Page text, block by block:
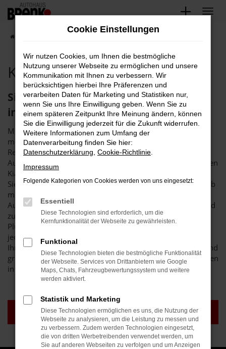
Zum
springen
Kia Angebote für Karlsruhe
Kia Angebote für Karlsruhe
Sind Sie bereit für unsere Kia Angebote
in Karlsruhe?
Mit unseren Kia Angeboten sind Sie für Karlsruhe perfekt
motorisiert. Der Hersteller genießt eine erstklassige
Reputation und baut seit vielen Jahrzehnten die perfekten
Autos für Stadtverkehr und längere Strecken. Wenn Sie Ihren
Kia für Karlsruhe im Autohaus Brenk erwerben, profitieren
Sie gleich mehrfach. Zum einen sind wir ein Familienbetrieb
mit der Erfahrung von mehr als 40 Jahren im
Automobilbereich. Wir schwören auf Kia Angebote und sind
zudem in Karlsruhe und der Region vertreten. Ein großer
Pluspunkt sind unsere fünf Standorte, an denen Sie uns
jederzeit erreichen und die umfassende Beratung, die wir
Ihnen bieten. Profitieren Sie von exzellentem Know-how und
größer Motivation, wenn es um den Verkauf von Fahrzeugen
in Baden und anderen Regionen geht.
GEBRAUCHTWAGEN
KARLSRUHE
TAGESZULASSUNG
KARLSRUHE
Cookie Einstellungen
Wir nutzen Cookies, um Ihnen die bestmögliche
Nutzung unserer Webseite zu ermöglichen und unsere
Kommunikation mit Ihnen zu verbessern. Wir
berücksichtigen hierbei Ihre Präferenzen und
verarbeiten Daten für Marketing und Statistiken nur,
wenn Sie uns Ihre Einwilligung geben. Wenn Sie zu
einem späteren Zeitpunkt Ihre Meinung ändern, können
Sie die Einwilligung jederzeit für die Zukunft widerrufen.
Weitere Informationen zum Umfang der
Datenverarbeitung finden Sie hier:
Datenschutzerklärung Cookie-Richtlinie
Impressum
Folgende Kategorien von Cookies werden von uns eingesetzt:
Essentiell
Diese Technologien sind erforderlich, um die
Kernfunktionalität der Webseite zu gewährleisten.
Funktional
Diese Technologien bieten die bestmögliche Funktionalität
der Webseite. Services von Drittanbietern wie Google
Maps, Chats, Fahrzeugbewertungssystem und weitere
werden aktiviert.
Statistik und Marketing
Diese Technologien ermöglichen es uns, die Nutzung der
Webseite zu analysieren, um die Leistung zu messen und
zu verbessern. Zudem werden Technologien eingesetzt,
die von dritten Werbetreibenden verwendet werden, um
Sie auf anderen Webseiten zu verfolgen und um Anzeigen